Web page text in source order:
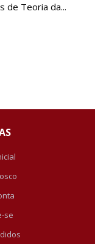
de Teoria da...
se